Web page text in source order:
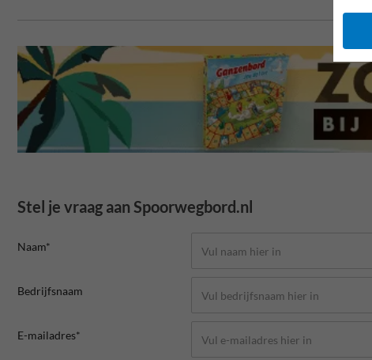
Stel je vraag aan Spoorwegbord.nl
Naam*
Bedrijfsnaam
E-mailadres*